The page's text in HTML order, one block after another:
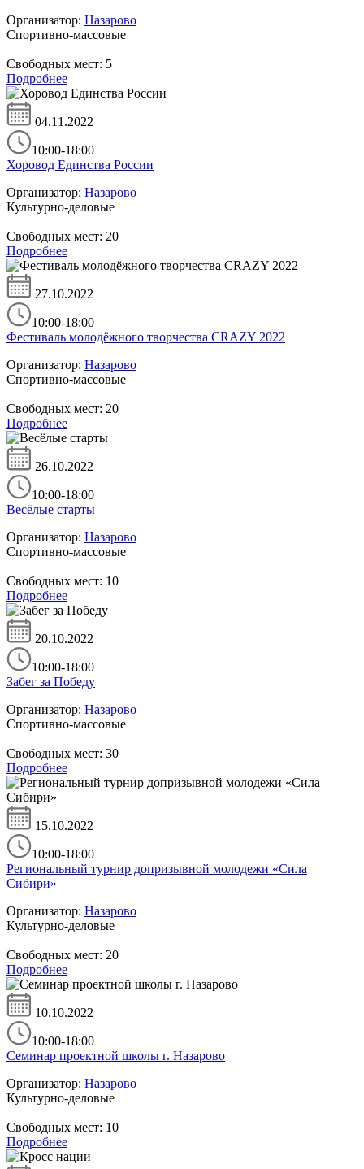
Организатор: Назарово
Спортивно-массовые
Свободных мест: 5
Подробнее
04.11.2022
10:00-18:00
Хоровод Единства России
Организатор: Назарово
Культурно-деловые
Свободных мест: 20
Подробнее
27.10.2022
10:00-18:00
Фестиваль молодёжного творчества CRAZY 2022
Организатор: Назарово
Спортивно-массовые
Свободных мест: 20
Подробнее
26.10.2022
10:00-18:00
Весёлые старты
Организатор: Назарово
Спортивно-массовые
Свободных мест: 10
Подробнее
20.10.2022
10:00-18:00
Забег за Победу
Организатор: Назарово
Спортивно-массовые
Свободных мест: 30
Подробнее
15.10.2022
10:00-18:00
Региональный турнир допризывной молодежи «Сила
Сибири»
Организатор: Назарово
Культурно-деловые
Свободных мест: 20
Подробнее
10.10.2022
10:00-18:00
Семинар проектной школы г. Назарово
Организатор: Назарово
Культурно-деловые
Свободных мест: 10
Подробнее